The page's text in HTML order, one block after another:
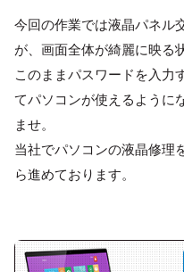
今回の作業では液晶パネル
が、画面全体が綺麗に映る
このままパスワードを入力
てパソコンが使えるように
ませ。
当社でパソコンの液晶修理
ら進めております。